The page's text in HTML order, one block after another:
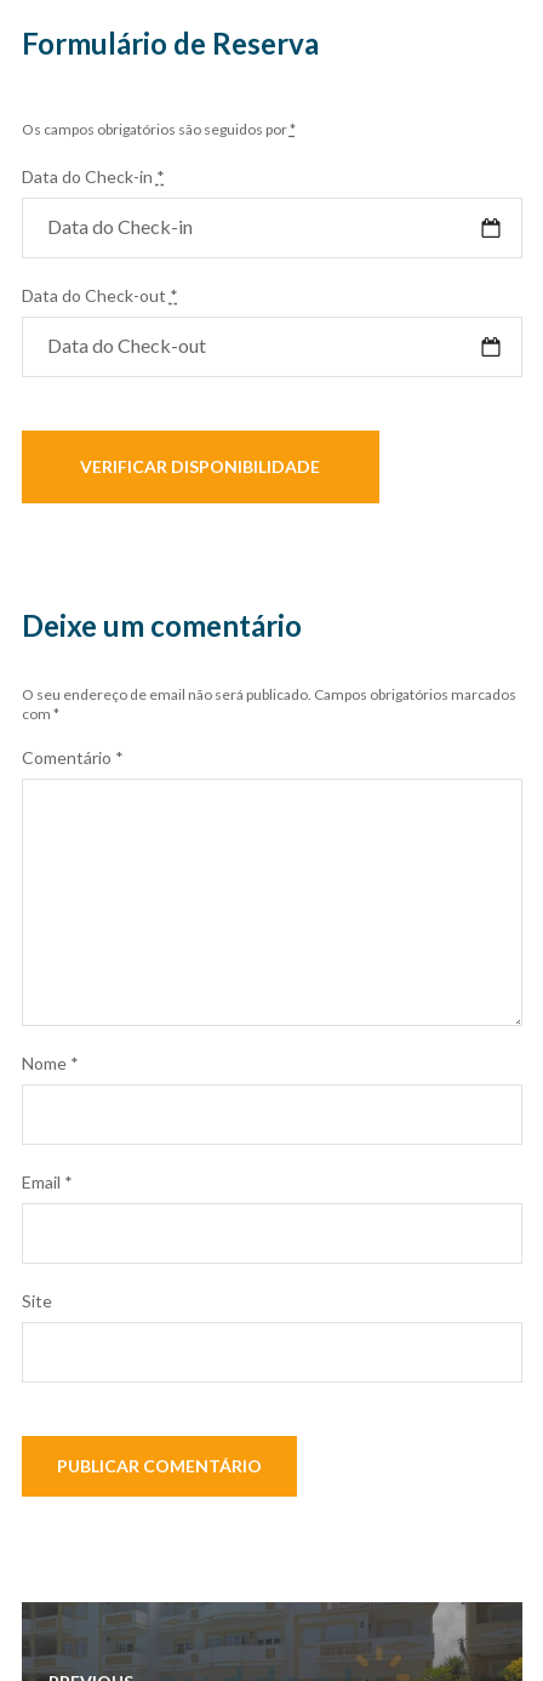
Formulário de Reserva
Os campos obrigatórios são seguidos por*
Data do Check-in *
Data do Check-out *
Deixe um comentário
O seu endereço de email não será publicado. Campos obrigatórios marcados
com *
Comentário *
Nome *
Email *
Site
Navegação
de